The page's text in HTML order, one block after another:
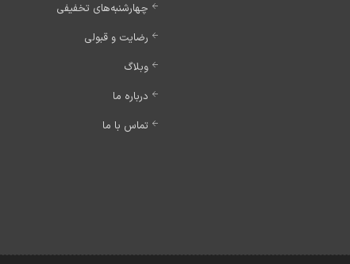
چهارشنبه‌های تخفیفی
رضایت و قبولی
وبلاگ
درباره ما
تماس با ما